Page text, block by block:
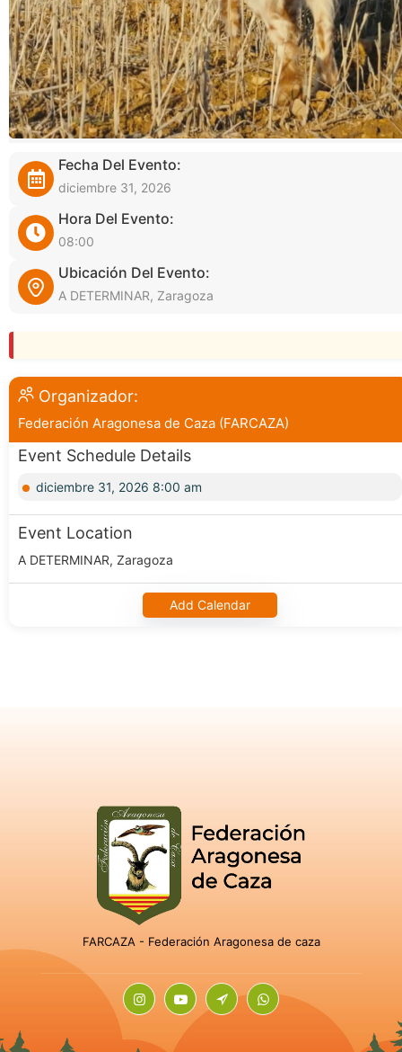
Fecha Del Evento:
diciembre 31, 2026
Hora Del Evento:
08:00
Ubicación Del Evento:
A DETERMINAR, Zaragoza
Organizador:
Federación Aragonesa de Caza (FARCAZA)
Event Schedule Details
diciembre 31, 2026 8:00 am
Event Location
A DETERMINAR, Zaragoza
Add Calendar
FARCAZA - Federación Aragonesa de caza